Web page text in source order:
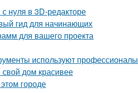
нуля в 3D-редакторе
гид для начинающих
для вашего проекта
используют профессионалы
дом красивее
городе